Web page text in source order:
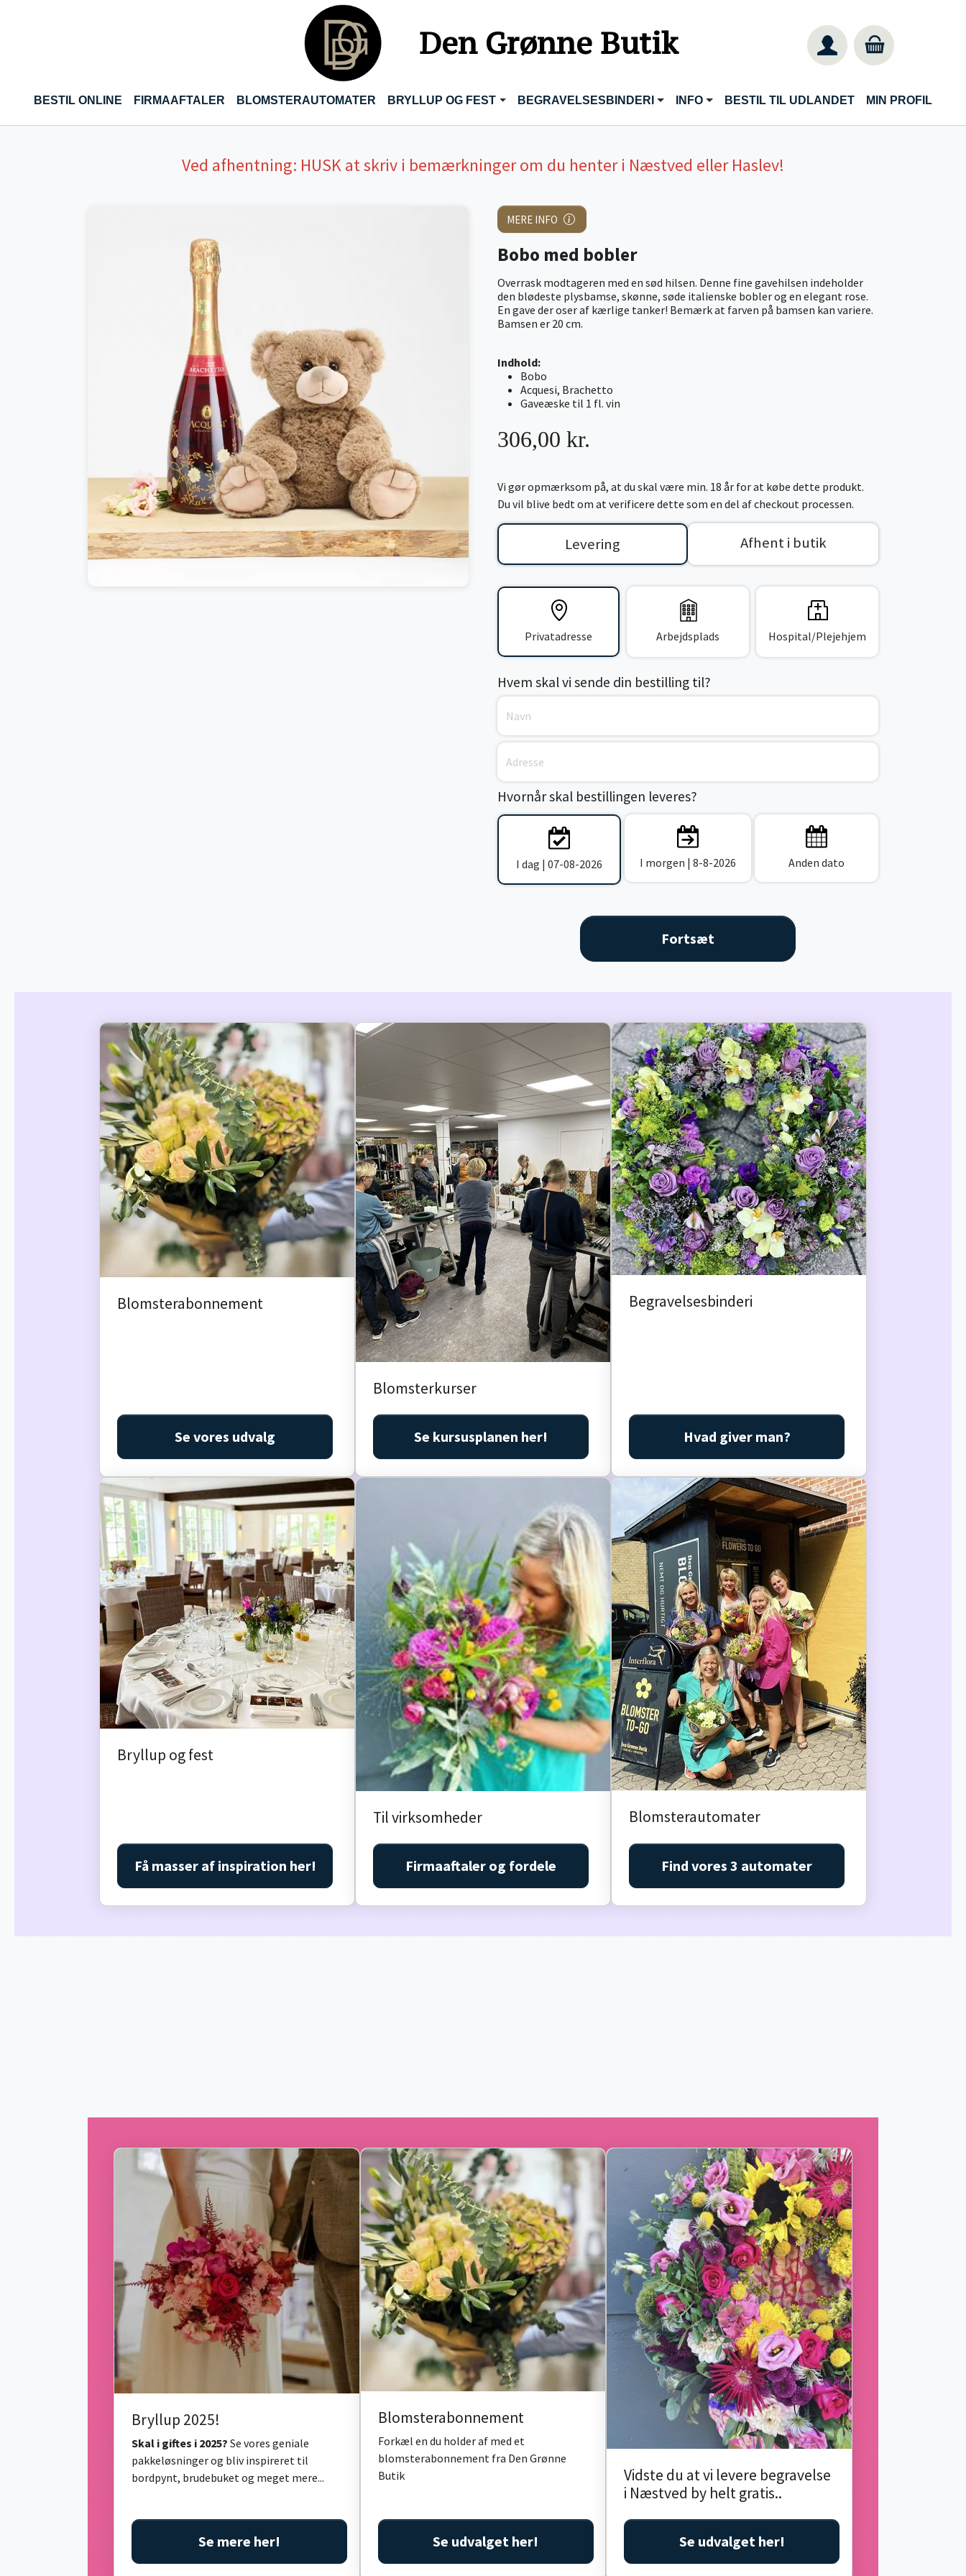
Den Grønne Butik
BESTIL ONLINE (CURRENT)
FIRMAAFTALER BLOMSTERAUTOMATER BRYLLUP OG FEST BEGRAVELSESBINDERI INFO BESTIL TIL UDLANDET MIN PROFIL
Ved afhentning: HUSKat skriv i bemærkninger om du henter i Næstved eller Haslev!
MERE INFO
Bobo med bobler
Overrask modtageren med en sød hilsen. Denne fine gavehilsen indeholder
den blødeste plysbamse, skønne, søde italienske bobler og en elegant rose.
En gave der oser af kærlige tanker! Bemærk at farven på bamsen kan variere.
Bamsen er 20 cm.
Indhold:
Bobo
Acquesi, Brachetto
Gaveæske til 1 fl. vin
306,00 kr.
Vi gør opmærksom på, at du skal være min. 18 år for at købe dette produkt.
Du vil blive bedt om at verificere dette som en del af checkout processen.
Levering Afhent i butik
Privatadresse Arbejdsplads Hospital/Plejehjem
Hvem skal vi sende din bestilling til?
Hvornår skal bestillingen leveres?
I dag | 07-08-2026 I morgen | 8-8-2026 Anden dato
Blomsterabonnement
Se vores udvalg
Blomsterkurser
Se kursusplanen her!
Begravelsesbinderi
Hvad giver man?
Bryllup og fest
Få masser af inspiration her!
Til virksomheder
Firmaaftaler og fordele
Blomsterautomater
Find vores 3 automater
Bryllup 2025!
Skal i giftes i 2025? Se vores geniale
pakkeløsninger og bliv inspireret til
bordpynt, brudebuket og meget mere...
Se mere her!
Blomsterabonnement
Forkæl en du holder af med et
blomsterabonnement fra Den Grønne
Butik
Se udvalget her!
Vidste du at vi levere begravelse
i Næstved by helt gratis..
Se udvalget her!